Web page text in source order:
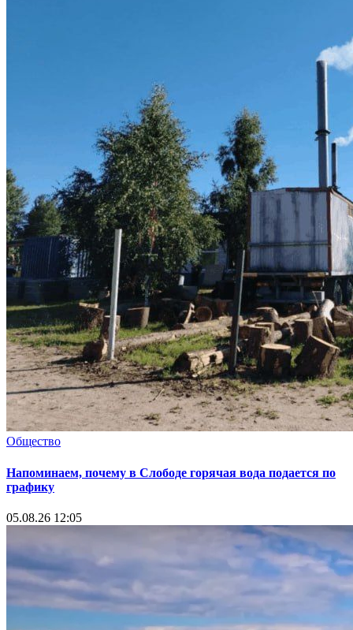
Общество
Напоминаем, почему в Слободе горячая вода подается по
графику
05.08.26 12:05